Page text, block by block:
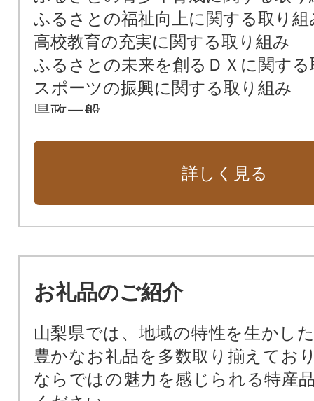
ふるさとの福祉向上に関する取り組
高校教育の充実に関する取り組み
ふるさとの未来を創るＤＸに関す
スポーツの振興に関する取り組み
県政一般
詳しく見る
お礼品のご紹介
山梨県では、地域の特性を生かし
豊かなお礼品を多数取り揃えてお
ならではの魅力を感じられる特産